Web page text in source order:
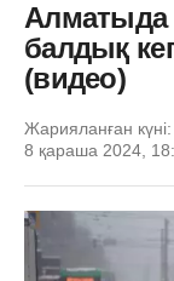
Алматыда
балдық
(видео)
Жарияланған күні:
8 қараша 2024,